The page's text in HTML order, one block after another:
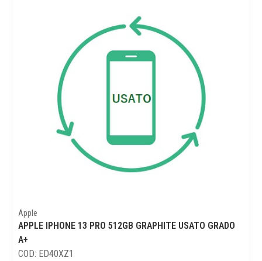
Apple
APPLE IPHONE 13 PRO 512GB GRAPHITE USATO GRADO
A+
COD: ED40XZ1